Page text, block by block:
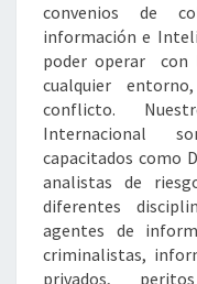
convenios de
información e
poder operar con
cualquier
conflicto.
Internacional
capacitados como
analistas de
diferentes
agentes de
criminalistas,
privados,